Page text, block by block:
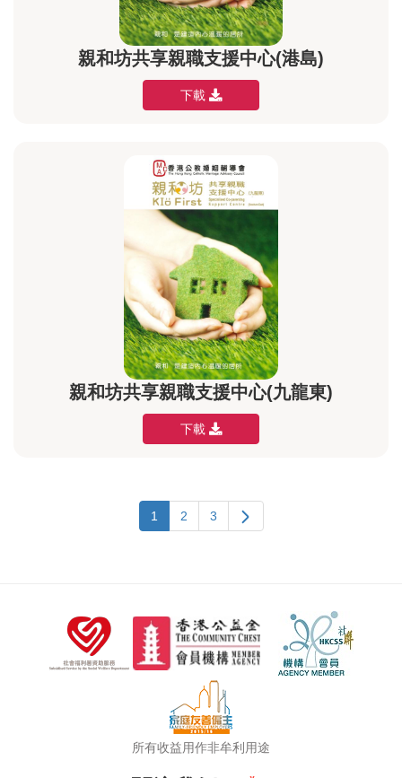
親和坊共享親職支援中心(港島)
下載
親和坊共享親職支援中心(九龍東)
下載
1 2 3
所有收益用作非牟利用途